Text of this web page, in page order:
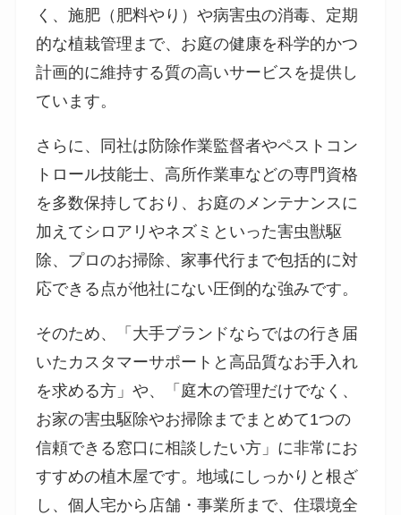
く、施肥（肥料やり）や病害虫の消毒、定期
的な植栽管理まで、お庭の健康を科学的かつ
計画的に維持する質の高いサービスを提供し
ています。
さらに、同社は防除作業監督者やペストコン
トロール技能士、高所作業車などの専門資格
を多数保持しており、お庭のメンテナンスに
加えてシロアリやネズミといった害虫獣駆
除、プロのお掃除、家事代行まで包括的に対
応できる点が他社にない圧倒的な強みです。
そのため、「大手ブランドならではの行き届
いたカスタマーサポートと高品質なお手入れ
を求める方」や、「庭木の管理だけでなく、
お家の害虫駆除やお掃除までまとめて1つの
信頼できる窓口に相談したい方」に非常にお
すすめの植木屋です。地域にしっかりと根ざ
し、個人宅から店舗・事業所まで、住環境全